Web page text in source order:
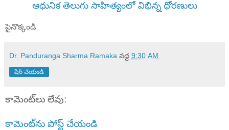
ఆధునిక తెలుగు సాహిత్యంలో విభిన్న ధోరణులు
పైనొక్కండి
Dr. Panduranga Sharma Ramaka వద్ద 9:30 AM
షేర్ చేయండి
కామెంట్‌లు లేవు:
కామెంట్‌ను పోస్ట్ చేయండి